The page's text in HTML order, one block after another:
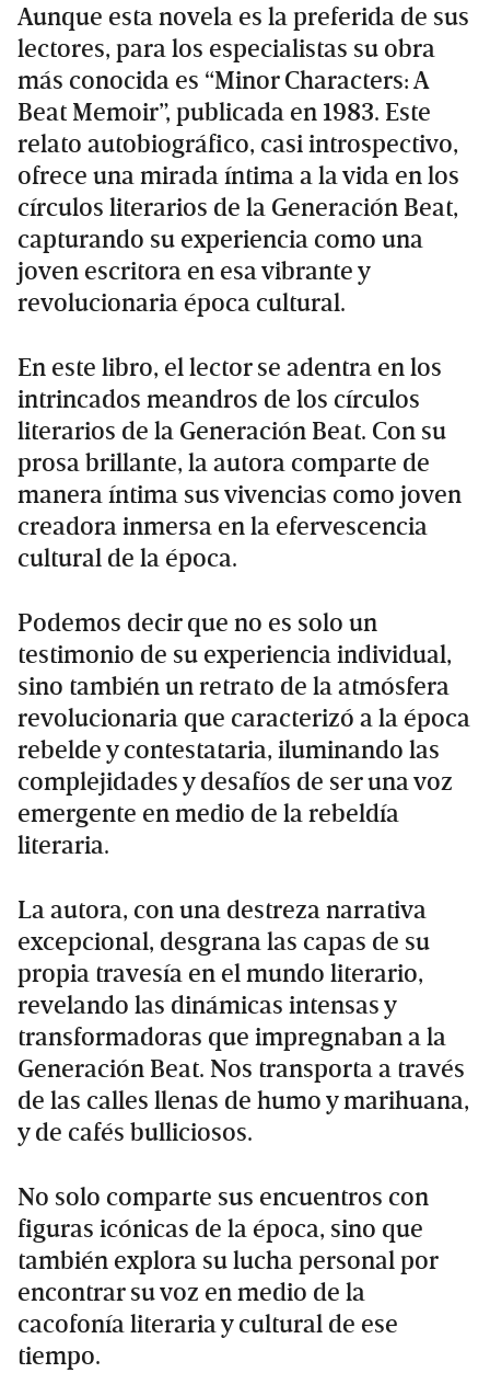
Aunque esta novela es la preferida de sus
lectores, para los especialistas su obra
más conocida es “Minor Characters: A
Beat Memoir”, publicada en 1983. Este
relato autobiográfico, casi introspectivo,
ofrece una mirada íntima a la vida en los
círculos literarios de la Generación Beat,
capturando su experiencia como una
joven escritora en esa vibrante y
revolucionaria época cultural.
En este libro, el lector se adentra en los
intrincados meandros de los círculos
literarios de la Generación Beat. Con su
prosa brillante, la autora comparte de
manera íntima sus vivencias como joven
creadora inmersa en la efervescencia
cultural de la época.
Podemos decir que no es solo un
testimonio de su experiencia individual,
sino también un retrato de la atmósfera
revolucionaria que caracterizó a la época
rebelde y contestataria, iluminando las
complejidades y desafíos de ser una voz
emergente en medio de la rebeldía
literaria.
La autora, con una destreza narrativa
excepcional, desgrana las capas de su
propia travesía en el mundo literario,
revelando las dinámicas intensas y
transformadoras que impregnaban a la
Generación Beat. Nos transporta a través
de las calles llenas de humo y marihuana,
y de cafés bulliciosos.
No solo comparte sus encuentros con
figuras icónicas de la época, sino que
también explora su lucha personal por
encontrar su voz en medio de la
cacofonía literaria y cultural de ese
tiempo.